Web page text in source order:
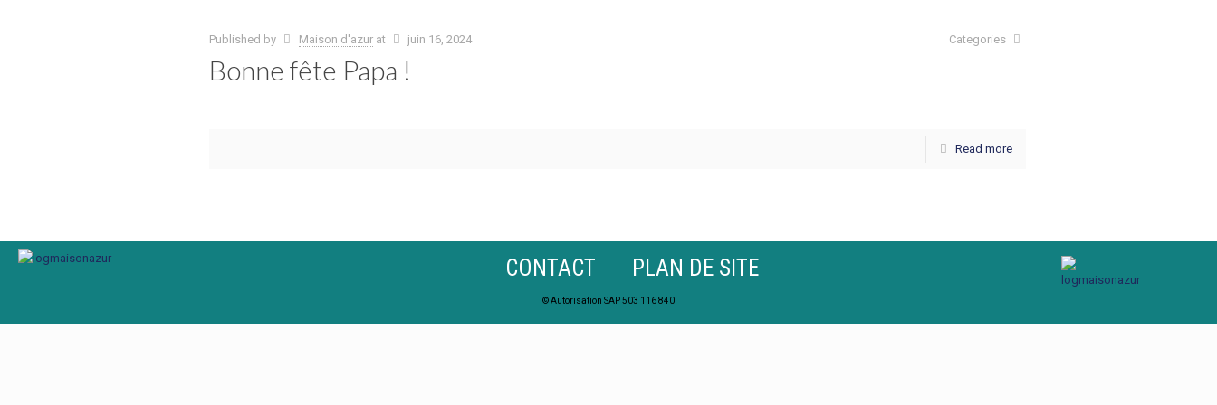
Published by Maison d'azur at juin 16, 2024 Categories
Bonne fête Papa !
Read more
CONTACT PLAN DE SITE
© Autorisation SAP 503 116 840